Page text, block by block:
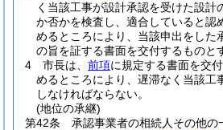
く当該工事が設計承認を受けた設計
か否かを検査し、適合していると認
めるところにより、当該申出をした
の旨を証する書面を交付するものと
4
市長は、 前項に規定する書面を交
めるところにより、遅滞なく当該工
しなければならない。
(地位の承継)
第42条
承認事業者の相続人その他の